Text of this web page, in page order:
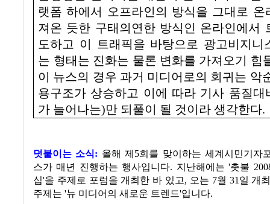
랫폼 하에서 오프라인의 방식을 그대로 온
져온 듯한 구태의연한 방식인 온라인에서
도하고 이 트래픽을 바탕으로 광고비지니
는 형태는 진화는 물론 변화를 가져오기 힘
이 뉴스의 경우 과거 미디어로의 회귀는 악
용구조가 상승하고 이에 따라 기사 품질대
가 늘어나는)만 되풀이 될 것이라 생각한다.
덧붙이는 소식: 올해 제5회를 맞이하는 세계시민기자
스가 매년 진행하는 행사입니다. 지난해에는 '촛불
십'을 주제로 포럼을 개최한 바 있고, 오는 7월 31일 개
주제는 '뉴 미디어의 새로운 트렌드'입니다.